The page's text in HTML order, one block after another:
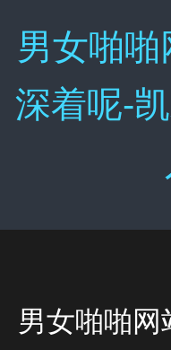
男女啪
深着呢-
男女啪啪